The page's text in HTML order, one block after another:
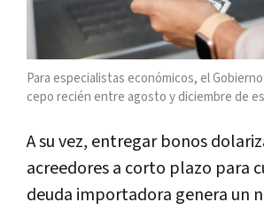
Para especialistas económicos, el
cepo recién entre agosto y diciembre de
A su vez, entregar bonos
acreedores a corto plazo para
deuda importadora genera un